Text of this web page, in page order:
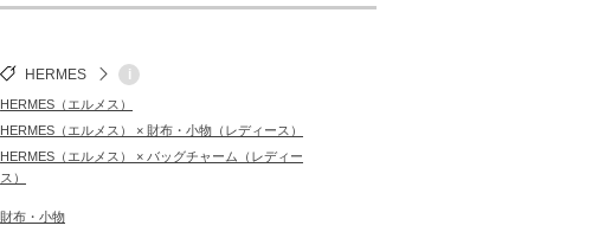
HERMES i
HERMES（エルメス）
HERMES（エルメス） × 財布・小物（レディース）
HERMES（エルメス） × バッグチャーム（レディー
ス）
財布・小物